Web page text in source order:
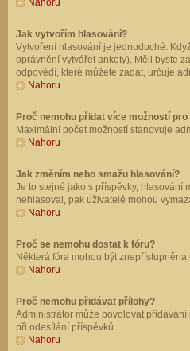
Nahoru
Jak vytvořím hlasování?
Vytvoření hlasování je jednoduché.
oprávnění vytvářet ankety). Měli byste
odpovědí, které můžete zadat, určuje
Nahoru
Proč nemohu přidat více možností
Maximální počet možností stanovuje
Nahoru
Jak změním nebo smažu hlasování?
Je to stejné jako s příspěvky, hlasování
nehlasoval, pak uživatelé mohou
Nahoru
Proč se nemohu dostat k fóru?
Některá fóra mohou být
Nahoru
Proč nemohu přidávat přílohy?
Administrátor může povolovat
při odesílání příspěvků.
Nahoru